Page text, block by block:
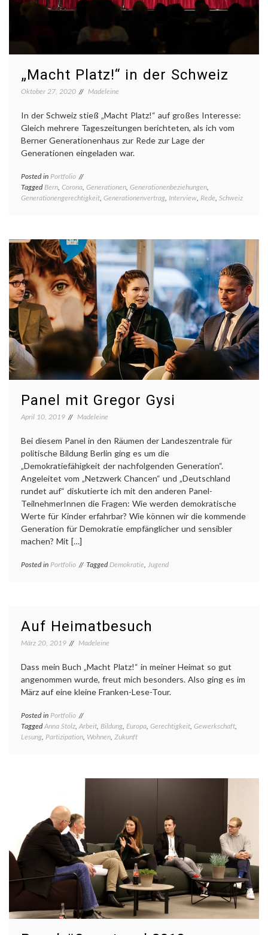
„Macht Platz!“ in der Schweiz
Oktober 27, 2020 Madeleine
In der Schweiz stieß „Macht Platz!“ auf großes Interesse:
Gleich mehrere Tageszeitungen berichteten, als ich vom
Berner Generationenhaus zur Rede zur Lage der
Generationen eingeladen war.
Posted in Portfolio
TaggedBern, Corona, Generationen, Generationenbeziehungen,
Generationengerechtigkeit, Generationenvertrag, Interview, Rede, Schweiz
Panel mit Gregor Gysi
April 10, 2019 Madeleine
Bei diesem Panel in den Räumen der Landeszentrale für
politische Bildung Berlin ging es um die
„Demokratiefähigkeit der nachfolgenden Generation“.
Angeleitet vom „Netzwerk Chancen“ und „Deutschland
rundet auf“ diskutierte ich mit den anderen Panel-
TeilnehmerInnen die Fragen: Wie werden demokratische
Werte für Kinder erfahrbar? Wie können wir die kommende
Generation für Demokratie empfänglicher und sensibler
machen? Mit […]
Posted in Portfolio TaggedDemokratie, Jugend
Auf Heimatbesuch
März 20, 2019 Madeleine
Dass mein Buch „Macht Platz!“ in meiner Heimat so gut
angenommen wurde, freut mich besonders. Also ging es im
März auf eine kleine Franken-Lese-Tour.
Posted in Portfolio
TaggedAnna Stolz, Arbeit, Bildung, Europa, Gerechtigkeit, Gewerkschaft,
Lesung, Partizipation, Wohnen, Zukunft